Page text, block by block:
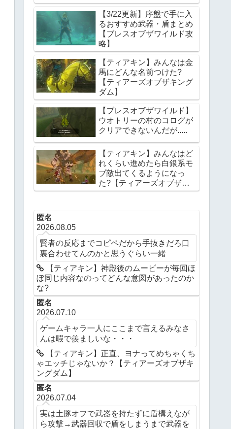
っていつの話?【ティアー
ズオブザキングダム】
【3/22更新】序盤で手に入
るおすすめ武器・盾まとめ
【ブレスオブザワイルド攻
略】
【ティアキン】みんなは金
馬にどんな名前つけた?
【ティアーズオブザキング
ダム】
【ブレスオブザワイルド】
ウオトリーの村のコログが
クリアできないんだが.....
【ティアキン】みんなはど
れくらい進めたら白銀系モ
ブ敵出てくるようになっ
た?【ティアーズオブザキ
ングダム】
匿名
2026.08.05
賢者の反応までコピペだから手抜きだろ口
裏合わせてんのかと思うぐらい一緒
【ティアキン】神殿後のムービーが毎回ほ
ぼ同じ内容なのってどんな意図があったのか
な?
匿名
2026.07.10
ゲームキャラ一人にここまで言えるみなさ
んは暇で羨ましいな・・・
【ティアキン】正直、ヨナってめちゃくち
ゃエッチじゃないか？【ティアーズオブザキ
ングダム】
匿名
2026.07.04
実は土豚オフで武器を持たずに盾構えなが
ら攻撃→武器回収で盾をしまうまで武器を